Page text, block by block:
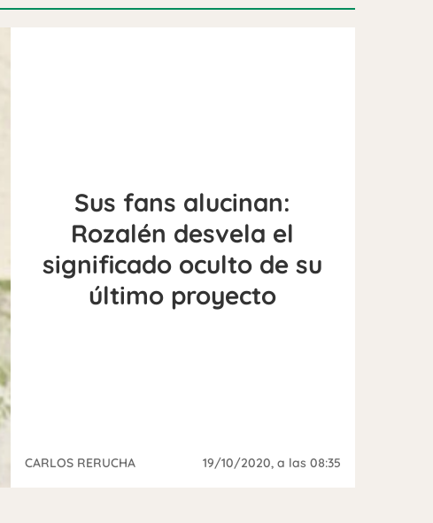
Sus fans alucinan:
Rozalén desvela el
significado oculto de su
último proyecto
CARLOS RERUCHA 19/10/2020, a las 08:35